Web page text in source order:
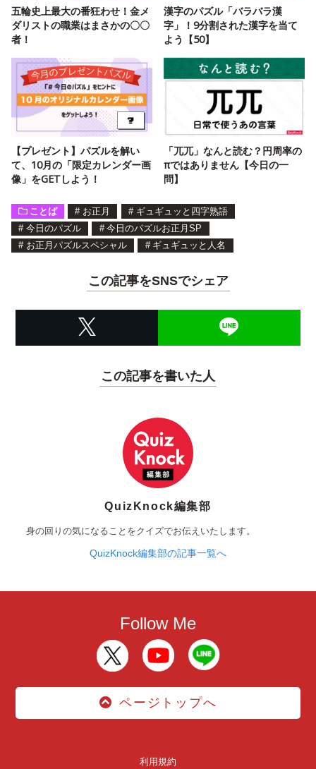
五輪史上最大の番狂わせ！金メ
ダリストの職業はまさかの〇〇
者！
漢字のパズル「バラバラ漢
字」！9分割された漢字を当て
よう【50】
【プレゼント】パズルを解い
て、10月の「限定カレンダー画
像」をGETしよう！
「兀兀」なんと読む？円周率の
πではありません【今日の一
問】
ことば # お正月 # ギュギュッと四字熟語
# 今日のパズル # 今日のパズルお正月SP
# お正月パズルスペシャル # ギュギュッと人名
この記事をSNSでシェア
この記事を書いた人
QuizKnock編集部
身の回りの気になることをクイズでお伝えいたします。
QuizKnock編集部の記事一覧へ
Follow Me
ページトップへ
利用規約